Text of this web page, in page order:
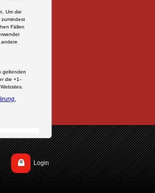
Um die
Fällen
geltenden
die +1-
,
Login